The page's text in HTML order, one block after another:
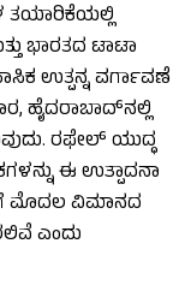
ತಯಾರಿಕೆಯಲ್ಲಿ
ಭಾರತದ ಟಾಟಾ
ಉತ್ಪನ್ನ ವರ್ಗಾವಣೆ
ಹೈದರಾಬಾದ್‌ನಲ್ಲಿ
ರಫೇಲ್ ಯುದ್ಧ
ಈ ಉತ್ಪಾದನಾ
ಮೊದಲ ವಿಮಾನದ
ಎಂದು